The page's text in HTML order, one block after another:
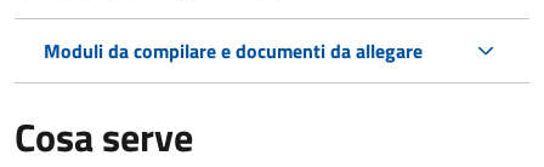
Moduli da compilare e documenti da allegare
Cosa serve